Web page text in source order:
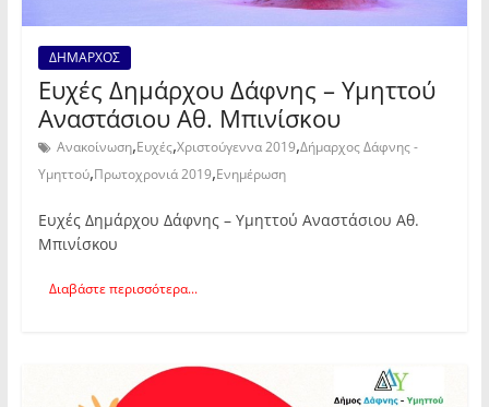
ΔΗΜΑΡΧΟΣ
Ευχές Δημάρχου Δάφνης – Υμηττού
Αναστάσιου Αθ. Μπινίσκου
Ανακοίνωση,Ευχές,Χριστούγεννα 2019,Δήμαρχος Δάφνης -
Υμηττού,Πρωτοχρονιά 2019,Ενημέρωση
Ευχές Δημάρχου Δάφνης – Υμηττού Αναστάσιου Αθ.
Μπινίσκου
Διαβάστε περισσότερα...